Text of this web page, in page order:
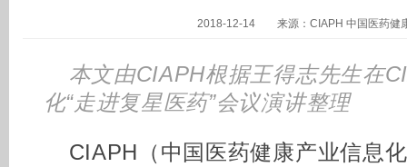
2018-12-14 来源：CIAPH 中国医药健
本文由CIAPH根据王得志先生在
化“走进复星医药”会议演讲整理
CIAPH（中国医药健康产业信息